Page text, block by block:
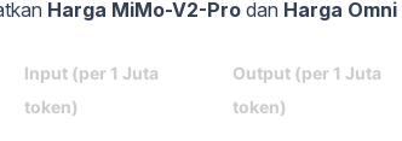
Harga MiMo-V2-Pro dan Harga Omni
Input (per 1 Juta
token)
Output (per 1 Juta
token)